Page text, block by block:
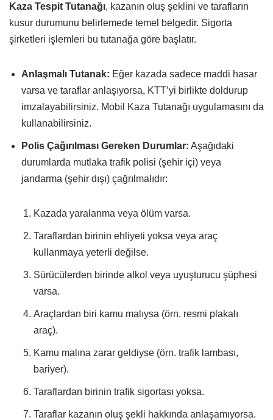
Kaza Tespit Tutanağı, kazanın oluş şeklini ve tarafların
kusur durumunu belirlemede temel belgedir. Sigorta
şirketleri işlemleri bu tutanağa göre başlatır.
Anlaşmalı Tutanak: Eğer kazada sadece maddi hasar
varsa ve taraflar anlaşıyorsa, KTT’yi birlikte doldurup
imzalayabilirsiniz. Mobil Kaza Tutanağı uygulamasını da
kullanabilirsiniz.
Polis Çağırılması Gereken Durumlar: Aşağıdaki
durumlarda mutlaka trafik polisi (şehir içi) veya
jandarma (şehir dışı) çağrılmalıdır:
Kazada yaralanma veya ölüm varsa.
Taraflardan birinin ehliyeti yoksa veya araç
kullanmaya yeterli değilse.
Sürücülerden birinde alkol veya uyuşturucu şüphesi
varsa.
Araçlardan biri kamu malıysa (örn. resmi plakalı
araç).
Kamu malına zarar geldiyse (örn. trafik lambası,
bariyer).
Taraflardan birinin trafik sigortası yoksa.
Taraflar kazanın oluş şekli hakkında anlaşamıyorsa.